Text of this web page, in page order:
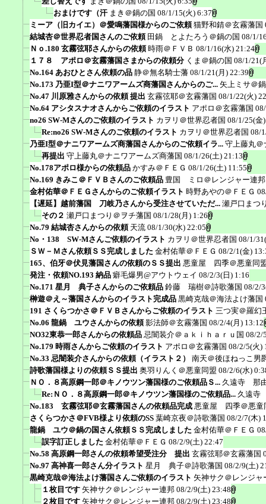
おまけです（汗 まき＠鍋の国 08/1/15(火) 6:37
ミーア（旧カイエ）＠愛鳴藩国様からのご依頼 猫野和錆＠玄霧藩国
結城杏＠世界忍者国さんのご依頼 田鍋 とよたろう＠鍋の国 08/1/
Ｎｏ.180 玄霧弦耶さんからの依頼 時雨＠ＦＶＢ 08/1/16(水) 21:24
１７８ アポロ＠玄霧藩国さまからの依頼分 くま＠鍋の国 08/1/21(
No.164 あおひとさん依頼の品 静＠無名騎士藩 08/1/21(月) 22:39
No.173 乃亜I型＠ナニワアームズ商藩国さんからのご... 矢上ミサ＠
No.47 川原雅さんからの依頼 提出 玄霧弦耶＠玄霧藩国 08/1/22(火)
No.64 アシタスナオさんからご依頼のイラスト アポロ＠玄霧藩国
no26 SW-Mさんのご依頼のイラスト カヲリ＠世界忍者国 08/1/25(金
Re:no26 SW-Mさんのご依頼のイラスト カヲリ＠世界忍者国 08/
乃亜I型＠ナニワアームズ商藩国さんからのご依頼イラ... 守上藤丸＠
再提出 守上藤丸＠ナニワアームズ商藩国 08/1/26(土) 21:13
No.178アポロ様からの依頼品 かすみ＠ＦＥＧ 08/1/26(土) 11:55
No.169 きみこ＠ＦＶＢさんのご依頼品 豊国 ミロ＠レンジャー連邦
金村佑華＠ＦＥＧさんからのご依頼イラスト 時野あやの＠ＦＥＧ
【遅延】越前藩国 刀岐乃さんから受注させていただ... 瀬戸口まつ
その２ 瀬戸口まつり＠ヲチ藩国 08/1/28(月) 1:26
No.79 結城杏さんからの依頼 天流 08/1/30(水) 22:05
No・138 SW-Mさんご依頼のイラスト カヲリ＠世界忍者国 08/1/
ＳＷ－Ｍさん依頼ＳＳ完成しました 金村佑華＠ＦＥＧ 08/2/1(金)
165、伯牙＠伏見藩国さんの依頼のＳＳ提出 悪童屋 四季＠悪童同
発注・依頼NO.193 納品 癖毛爆男@アウトウェイ 08/2/3(日) 1:16
No.171 星月 典子さんからのご依頼品 鈴藤 瑞樹＠詩歌藩国 08/2/
榊遊＠え～藩国さんからのイラスト完成品 黒崎克哉＠海法よけ藩国
191 さくらつかさ＠ＦＶＢさんからご依頼のイラスト 三つ実＠羅幻
No.06 龍鍋 ユウさんからの依頼 影法師＠玄霧藩国 08/2/4(月) 13:12
NO32東恭一郎さんからの依頼品 忌闇装介＠ａｋｉｈａｒｕ国 08/2/
No.179 時雨さんからご依頼のイラスト アポロ＠玄霧藩国 08/2/5(火)
No.33 忌闇装介さんからの依頼（イラスト２）
南天＠後ほねっこ男
詩歌藩国様よりの依頼ＳＳ提出 奥羽りんく＠悪童同盟 08/2/6(水)
ＮＯ．８高原鋼一郎＠キノウツン藩国様のご依頼品Ｓ... 久遠寺 那
Re:ＮＯ．８高原鋼一郎＠キノウツン藩国様のご依頼品... 久遠寺
No.183 玄霧弦耶＠玄霧藩国さんの依頼品完成 悪童屋 四季＠悪童
さくらつかさ＠FVB様より依頼のSS 葉崎京夜＠詩歌藩国 08/2/7(木)
龍鍋 ユウ＠鍋の国さん依頼ＳＳ完成しました 金村佑華＠ＦＥＧ
誤字訂正しました 金村佑華＠ＦＥＧ 08/2/9(土) 22:47
No.58 高原鋼一郎さんの依頼希望受注分 提出 玄霧弦耶＠玄霧藩国
No.97 高神喜一郎さん分イラスト 星月 典子＠詩歌藩国 08/2/9(土)
黒崎克哉＠海法よけ藩国さんご依頼のイラスト 矢神サク＠レンジャ
１枚目です 矢神サク＠レンジャー連邦 08/2/9(土) 23:48
２枚目です 矢神サク＠レンジャー連邦 08/2/9(土) 23:48